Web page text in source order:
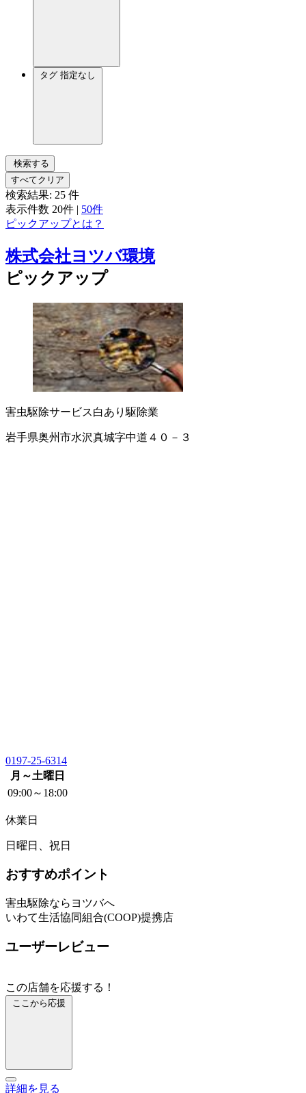
タグ 指定なし
検索する
すべてクリア
検索結果: 25 件
表示件数 20件 | 50件
ピックアップとは？
株式会社ヨツバ環境
ピックアップ
害虫駆除サービス白あり駆除業
岩手県奥州市水沢真城字中道４０－３
0197-25-6314
月～土曜日
09:00～18:00
休業日
日曜日、祝日
おすすめポイント
害虫駆除ならヨツバへ
いわて生活協同組合(COOP)提携店
ユーザーレビュー
この店舗を応援する！
ここから応援
詳細を見る